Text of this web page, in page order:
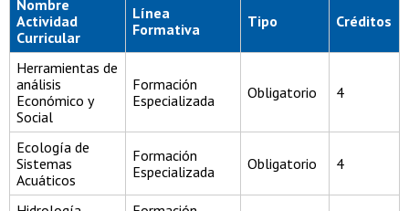
Nombre
Actividad
Curricular
Línea
Formativa
Tipo Créditos
Herramientas de
análisis
Económico y
Social
Formación
Especializada
Obligatorio 4
Ecología de
Sistemas
Acuáticos
Formación
Especializada
Obligatorio 4